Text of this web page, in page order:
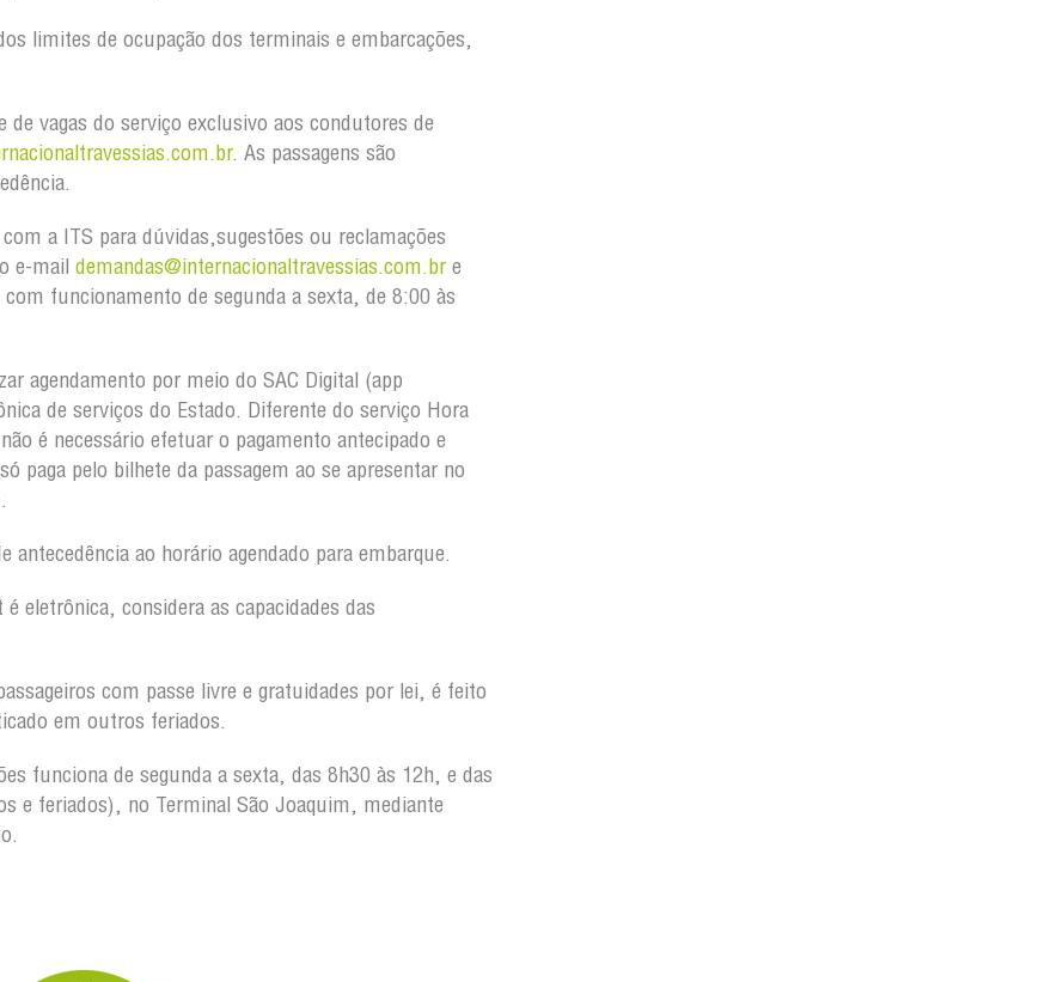
limites de ocupação dos terminais e embarcações,
de vagas do serviço exclusivo aos condutores de
. As passagens são
a ITS para dúvidas,sugestões ou reclamações
e-mail demandas@internacionaltravessias.com.bre
funcionamento de segunda a sexta, de 8:00 às
agendamento por meio do SAC Digital (app
de serviços do Estado. Diferente do serviço Hora
é necessário efetuar o pagamento antecipado e
paga pelo bilhete da passagem ao se apresentar no
ao horário agendado para embarque.
eletrônica, considera as capacidades das
com passe livre e gratuidades por lei, é feito
em outros feriados.
funciona de segunda a sexta, das 8h30 às 12h, e das
e feriados), no Terminal São Joaquim, mediante